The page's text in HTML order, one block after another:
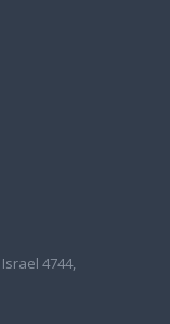
4744,